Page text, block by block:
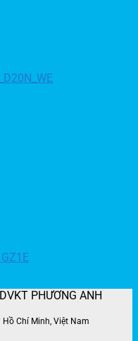
PHƯƠNG ANH
Hồ Chí Minh, Việt Nam